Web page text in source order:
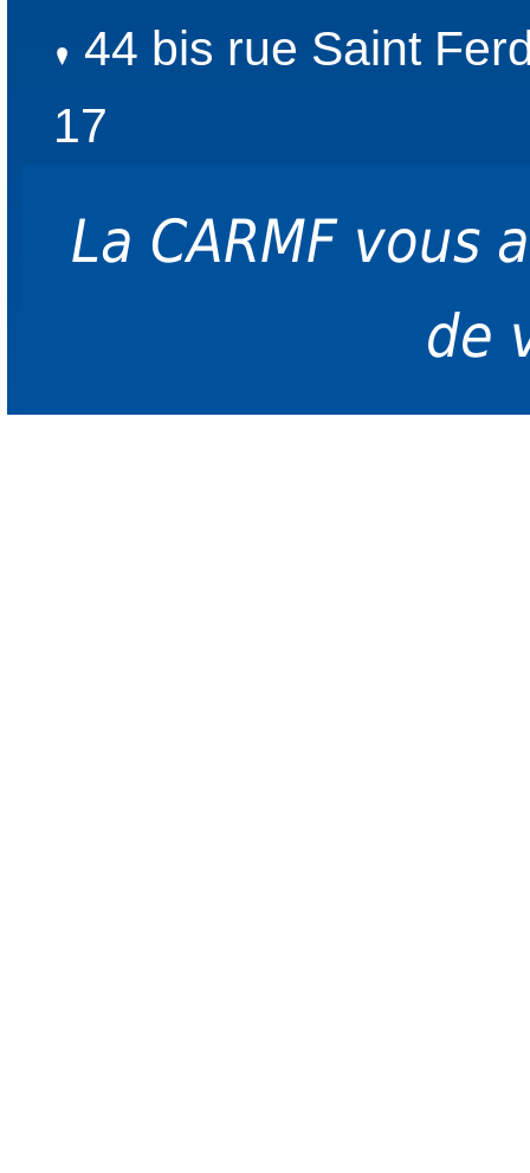
44 bis rue Saint
17
La CARMF vous
de